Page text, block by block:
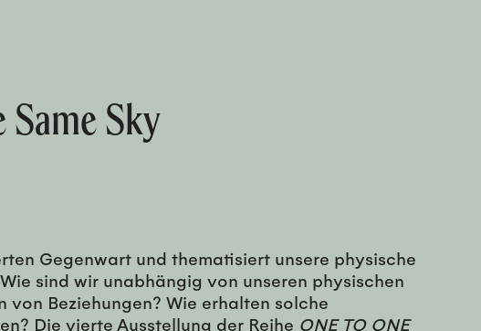
Sky
Gegenwart und thematisiert unsere physische
sind wir unabhängig von unseren physischen
Beziehungen? Wie erhalten solche
Die vierte Ausstellung der Reihe ONE TO ONE